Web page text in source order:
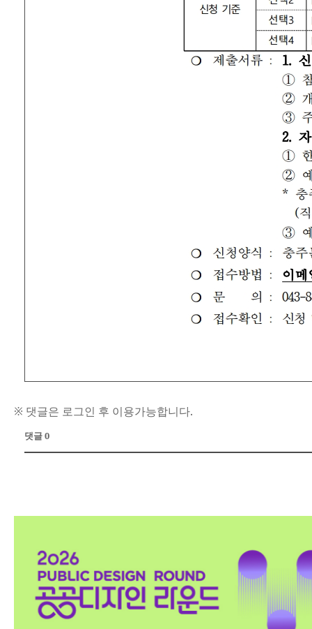
※ 댓글은 로그인 후 이용가능합니다.
댓글 0